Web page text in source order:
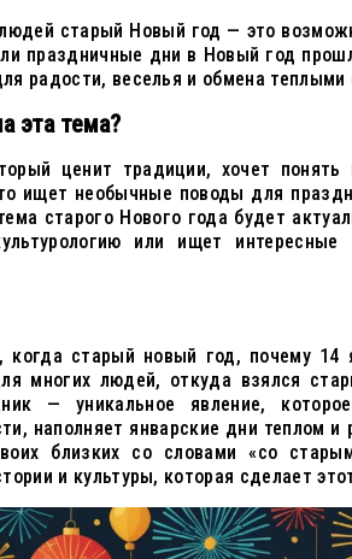
старый Новый год — это
праздничные дни в Новый год
радости, веселья и обмена теплыми
эта тема?
ценит традиции, хочет понять
ищет необычные поводы для
старого Нового года будет
или ищет
когда старый новый год, почему 14
многих людей, откуда взялся
— уникальное явление,
наполняет январские дни теплом
близких со словами «со
и культуры, которая сделает